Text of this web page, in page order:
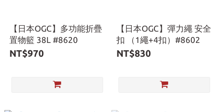
【日本OGC】多功能折疊
置物籃 38L #8620
NT$970
【日本OGC】彈力繩 安全
扣 （1繩+4扣）#8602
NT$830